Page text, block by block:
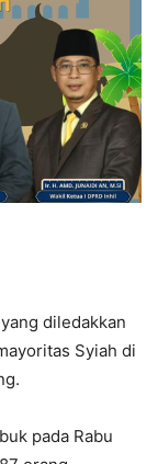
diledakkan
Syiah di
pada Rabu